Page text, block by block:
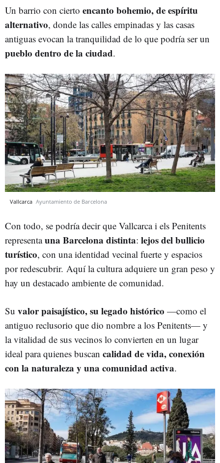
Un barrio con cierto encanto bohemio, de espíritu
alternativo, donde las calles empinadas y las casas
antiguas evocan la tranquilidad de lo que podría ser un
pueblo dentro de la ciudad.
Vallcarca Ayuntamiento de Barcelona
Con todo, se podría decir que Vallcarca i els Penitents
representauna Barcelona distinta: lejos del bullicio
turístico, con una identidad vecinal fuerte y espacios
por redescubrir. Aquí la cultura adquiere un gran peso y
hay un destacado ambiente de comunidad.
Su valor paisajístico, su legado histórico —como el
antiguo reclusorio que dio nombre a los Penitents— y
la vitalidad de sus vecinos lo convierten en un lugar
ideal para quienes buscan calidad de vida, conexión
con la naturaleza y una comunidad activa.